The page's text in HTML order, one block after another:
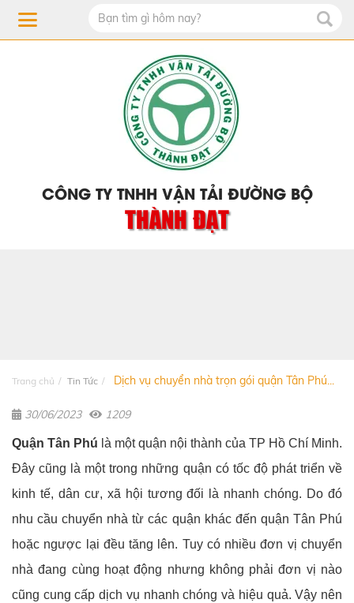
CÔNG TY TNHH VẬN TẢI ĐƯỜNG BỘ
THÀNH ĐẠT
Trang chủ Tin Tức Dịch vụ chuyển nhà trọn gói quận Tân Phú...
30/06/2023 1209
Quận Tân Phú là một quận nội thành của TP Hồ Chí Minh.
Đây cũng là một trong những quận có tốc độ phát triển về
kinh tế, dân cư, xã hội tương đối là nhanh chóng. Do đó
nhu cầu chuyển nhà từ các quận khác đến quận Tân Phú
hoặc ngược lại đều tăng lên. Tuy có nhiều đơn vị chuyển
nhà đang cùng hoạt động nhưng không phải đơn vị nào
cũng cung cấp dịch vụ nhanh chóng và hiệu quả. Vậy nên